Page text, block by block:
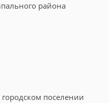
района
поселении